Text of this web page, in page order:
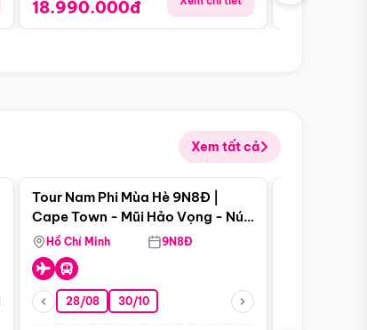
18.990.000đ
Xem tất cả
Điểm nổi bật
Tour Nam Phi Mùa Hè 9N8Đ |
Cape Town - Mũi Hảo Vọng - Núi
Bàn - Johannesburg - Pretoria -
Safari - Lodge
Hồ Chí Minh 9N8Đ
28/08 30/10